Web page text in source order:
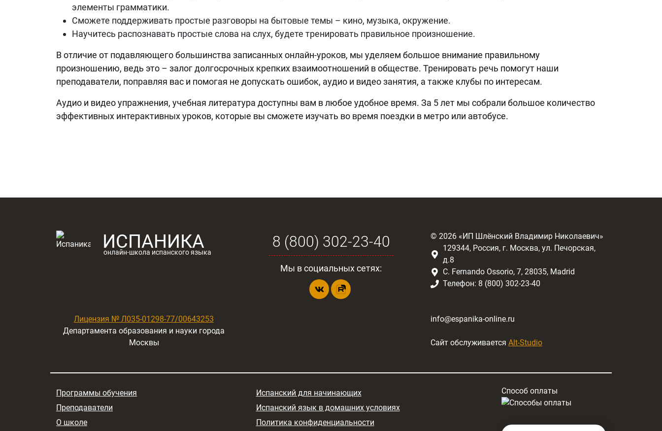
элементы грамматики.
Сможете поддерживать простые разговоры на бытовые темы – кино, музыка, окружение.
Научитесь распознавать простые слова на слух, будете тренировать правильное произношение.
В отличие от подавляющего большинства записанных онлайн-уроков, мы уделяем большое внимание правильному
произношению, ведь это – залог долгосрочных крепких взаимоотношений в обществе. Тренировать речь помогут наши
преподаватели, поправляя вас и помогая не допускать ошибок, аудио и видео занятия, а также клубы по интересам.
Аудио и видео упражнения, учебная литература доступны вам в любое удобное время. За 5 лет мы собрали большое количество
эффективных интерактивных уроков, которые вы сможете изучать во время поездки в метро или автобусе.
ИСПАНИКА
онлайн-школа испанского языка
Лицензия № Л035-01298-77/00643253
Департамента образования и науки города
Москвы
8 (800) 302-23-40
Мы в социальных сетях:
© 2026 «ИП Шлёнский Владимир Николаевич»
129344, Россия, г. Москва, ул. Печорская,
д.8
C. Fernando Ossorio, 7, 28035, Madrid
Телефон: 8 (800) 302-23-40
info@espanika-online.ru
Сайт обслуживается Alt-Studio
Программы обучения
Преподаватели
О школе
Испанский для начинающих
Испанский язык в домашних условиях
Политика конфиденциальности
Способ оплаты